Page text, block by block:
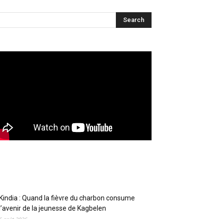
: Quand la fièvre du charbon consume
de la jeunesse de Kagbelen